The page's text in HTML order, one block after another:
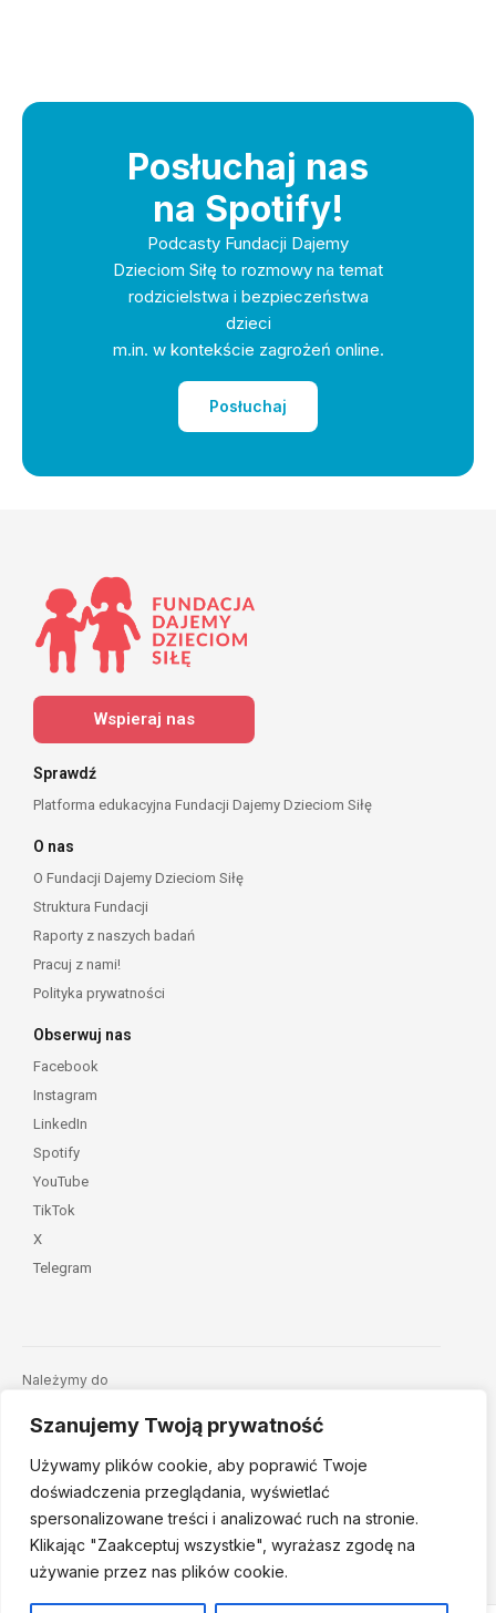
Szanujemy Twoją prywatność
Używamy plików cookie, aby poprawić Twoje
doświadczenia przeglądania, wyświetlać
spersonalizowane treści i analizować ruch na stronie.
Klikając "Zaakceptuj wszystkie", wyrażasz zgodę na
używanie przez nas plików cookie.
Posłuchaj nas
na Spotify!
Podcasty Fundacji Dajemy
Dzieciom Siłę to rozmowy na temat
rodzicielstwa i bezpieczeństwa
dzieci
m.in. w kontekście zagrożeń online.
Posłuchaj
Wspieraj nas
Sprawdź
Platforma edukacyjna Fundacji Dajemy Dzieciom Siłę
O nas
O Fundacji Dajemy Dzieciom Siłę
Struktura Fundacji
Raporty z naszych badań
Pracuj z nami!
Polityka prywatności
Obserwuj nas
Facebook
Instagram
LinkedIn
Spotify
YouTube
TikTok
X
Telegram
Należymy do
© 2026 Fundacja Dajemy Dzieciom Siłę • Projekt: nordmind.pl